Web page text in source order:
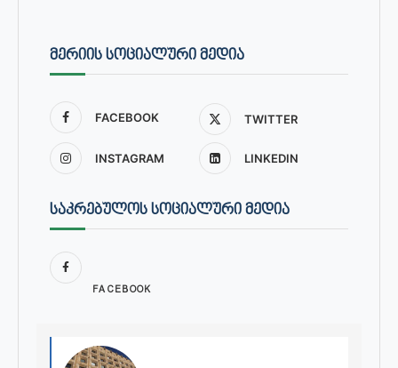
ᲛᲔᲠᲘᲘᲡ ᲡᲝᲪᲘᲐᲚᲣᲠᲘ ᲛᲔᲓᲘᲐ
FACEBOOK TWITTER
INSTAGRAM LINKEDIN
ᲡᲐᲙᲠᲔᲑᲣᲚᲝᲡ ᲡᲝᲪᲘᲐᲚᲣᲠᲘ ᲛᲔᲓᲘᲐ
FACEBOOK